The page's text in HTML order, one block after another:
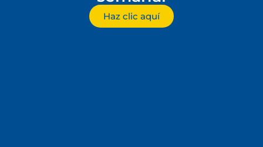
Haz clic aquí